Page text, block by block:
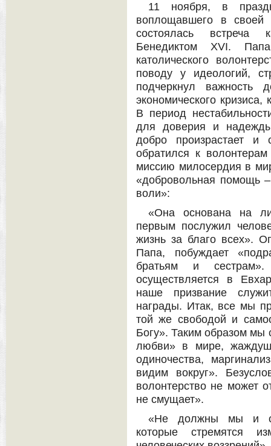
11 ноября, в
воплощавшего в своей
состоялась встреча
Бенедиктом XVI.
католического
поводу у идеологий,
подчеркнул важность
экономического
В период
для доверия и
добро произрастает и
обратился к
миссию милосердия в
«добровольная помощь
воли»:
«Она основана на
первым послужил
жизнь за благо всех».
Папа, побуждает
братьям и
осуществляется в
наше призвание
награды. Итак, все мы
той же свободой и
Богу». Таким образом
любви» в мире,
одиночества,
видим вокруг».
волонтерство не может
не смущает».
«Не должны мы и
которые стремятся